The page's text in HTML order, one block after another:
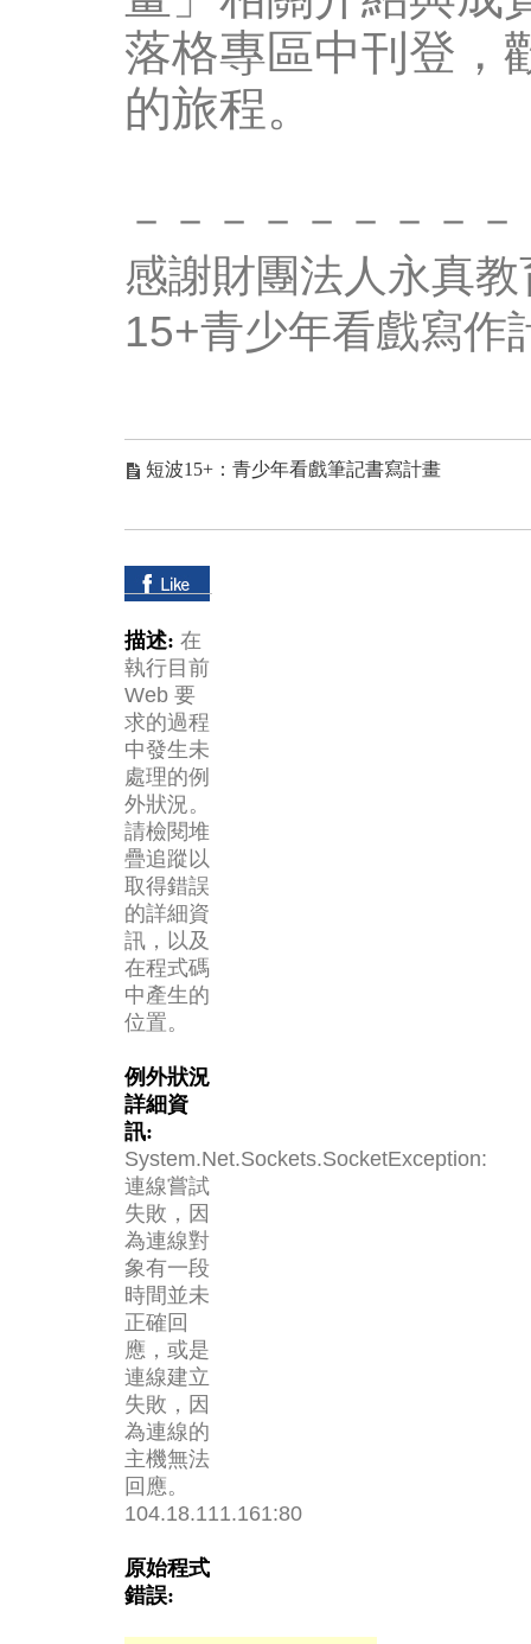
落格專區中刊登，
的旅程。
－－－－－－－－－
感謝財團法人永真
15+青少年看戲寫作
短波15+：青少年看戲筆記書寫計畫
描述: 在
執行目前
Web 要
求的過程
中發生未
處理的例
外狀況。
請檢閱堆
疊追蹤以
取得錯誤
的詳細資
訊，以及
在程式碼
中產生的
位置。
例外狀況
詳細資
訊:
System.Net.Sockets.SocketException:
連線嘗試
失敗，因
為連線對
象有一段
時間並未
正確回
應，或是
連線建立
失敗，因
為連線的
主機無法
回應。
104.18.111.161:80
原始程式
錯誤: